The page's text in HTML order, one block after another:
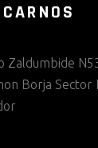
Zaldumbide
Borja Sector